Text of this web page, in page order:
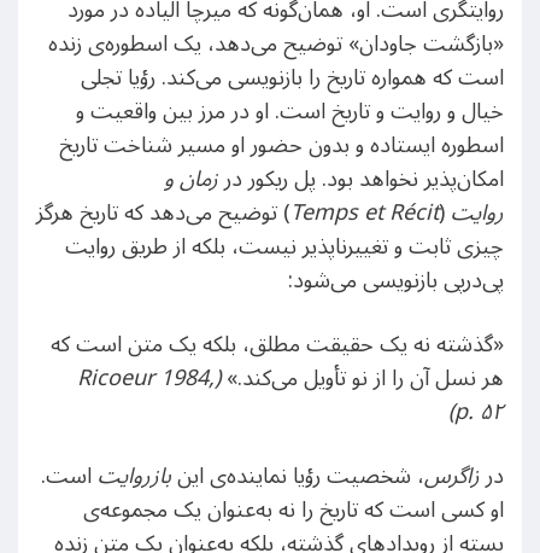
روایتگری است. او، همان‌گونه که میرچا الیاده در مورد
«بازگشت جاودان» توضیح می‌دهد، یک اسطوره‌ی زنده
است که همواره تاریخ را بازنویسی می‌کند. رؤیا تجلی
خیال و روایت و تاریخ است. او در مرز بین واقعیت و
اسطوره ایستاده و بدون حضور او مسیر شناخت تاریخ
امکان‌پذیر نخواهد بود. پل ریکور درزمان و
روایت(
Temps et Récit) توضیح می‌دهد که تاریخ هرگز
چیزی ثابت و تغییرناپذیر نیست، بلکه از طریق روایت
پی‌‌درپی بازنویسی می‌شود:
«گذشته نه یک حقیقت مطلق، بلکه یک متن است که
هر نسل آن را از نو تأویل می‌کند.» (Ricoeur 1984,
p. ۵۲
)
درزاگرس، شخصیت رؤیا نماینده‌ی اینبازروایتاست.
او کسی است که تاریخ را نه به‌عنوان یک مجموعه‌ی
بسته از رویدادهای گذشته، بلکه به‌عنوان یک متن زنده